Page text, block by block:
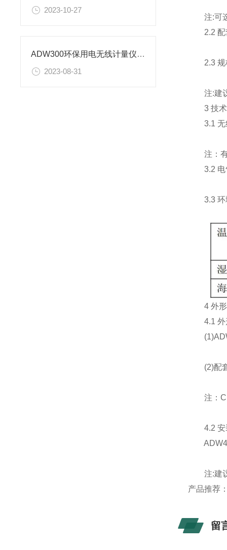
2023-10-27
ADW300环保用电无线计量仪表对接昊美平台实例
2023-08-31
注:可选
2.2 配
2.3 规
注:建议
3 技术
3.1 无
注：有
3.2 电
3.3 环
4 外形
4.1 外
(2)配套
注：
4.2 安
注:建议
产品推荐
留